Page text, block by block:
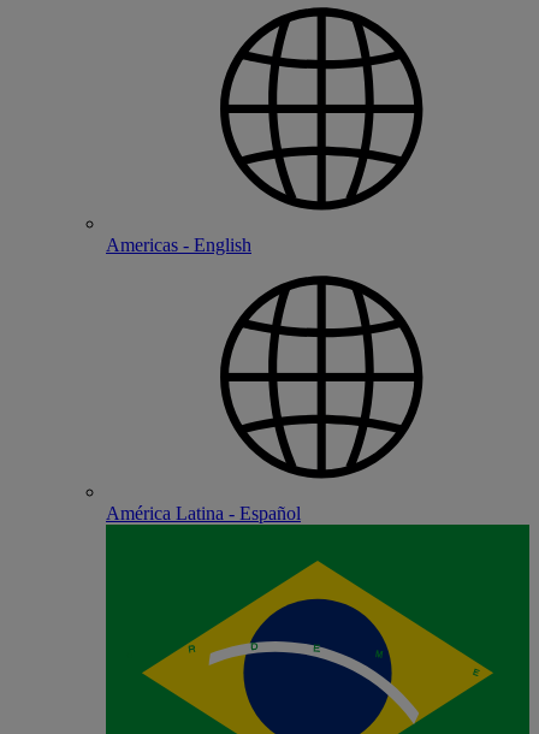
Americas - English
América Latina - Español